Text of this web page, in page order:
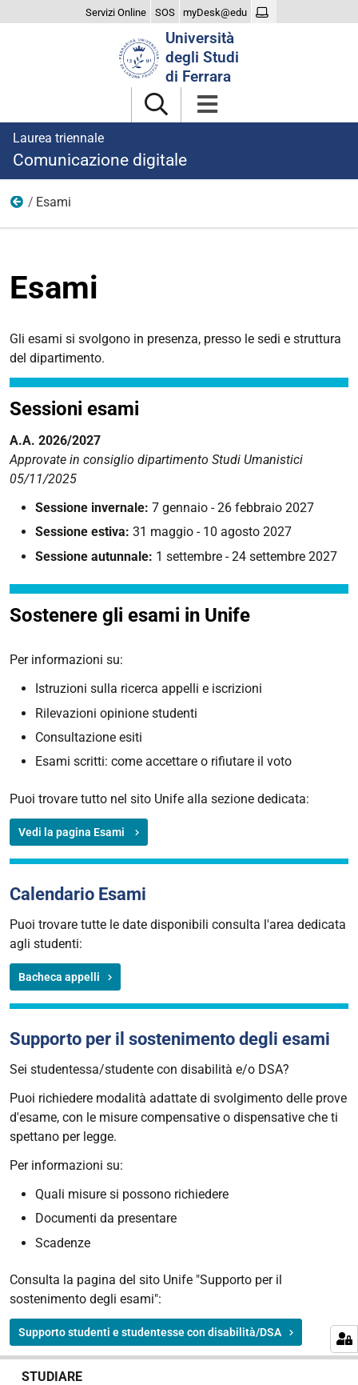
Servizi Online SOS myDesk@edu
Università
degli Studi
di Ferrara
Laurea triennale
Comunicazione digitale
Didattica
Esami
Esami
Gli esami si svolgono in presenza, presso le sedi e struttura
del dipartimento.
Sessioni esami
A.A. 2026/2027
Approvate in consiglio dipartimento Studi Umanistici
05/11/2025
Sessione invernale: 7 gennaio - 26 febbraio 2027
Sessione estiva: 31 maggio - 10 agosto 2027
Sessione autunnale: 1 settembre - 24 settembre 2027
Sostenere gli esami in Unife
Per informazioni su:
Istruzioni sulla ricerca appelli e iscrizioni
Rilevazioni opinione studenti
Consultazione esiti
Esami scritti: come accettare o rifiutare il voto
Puoi trovare tutto nel sito Unife alla sezione dedicata:
Vedi la pagina Esami
Calendario Esami
Puoi trovare tutte le date disponibili consulta l'area dedicata
agli studenti:
Bacheca appelli
Supporto per il sostenimento degli esami
Sei studentessa/studente con disabilità e/o DSA?
Puoi richiedere modalità adattate di svolgimento delle prove
d'esame, con le misure compensative o dispensative che ti
spettano per legge.
Per informazioni su:
Quali misure si possono richiedere
Documenti da presentare
Scadenze
Consulta la pagina del sito Unife "Supporto per il
sostenimento degli esami":
Supporto studenti e studentesse con disabilità/DSA
STUDIARE